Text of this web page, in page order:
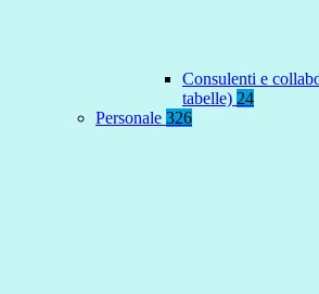
Consulenti e
tabelle) 24
Personale 326